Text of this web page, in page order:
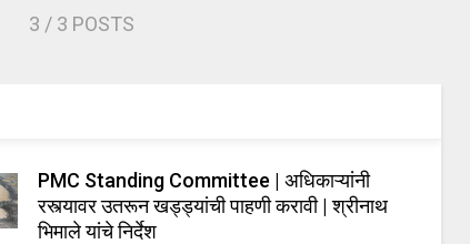
3 / 3 POSTS
PMC Standing Committee | अधिकाऱ्यांनी
रस्त्यावर उतरून खड्ड्यांची पाहणी करावी | श्रीनाथ
भिमाले यांचे निर्देश